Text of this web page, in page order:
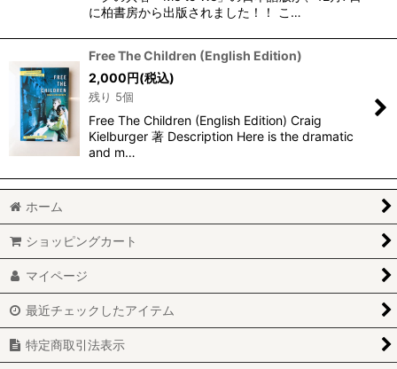
に柏書房から出版されました！！ こ…
Free The Children (English Edition)
2,000円(税込)
残り 5個
Free The Children (English Edition) Craig
Kielburger 著 Description Here is the dramatic
and m…
ホーム
ショッピングカート
マイページ
最近チェックしたアイテム
特定商取引法表示